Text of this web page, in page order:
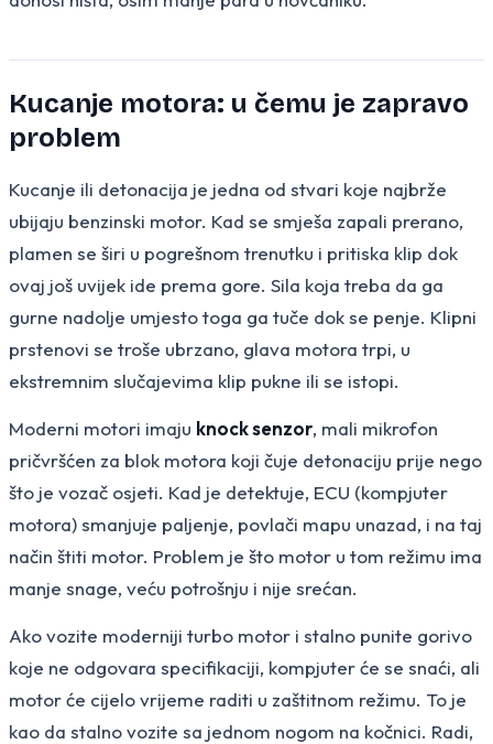
Kucanje motora: u čemu je zapravo
problem
Kucanje ili detonacija je jedna od stvari koje najbrže
ubijaju benzinski motor. Kad se smješa zapali prerano,
plamen se širi u pogrešnom trenutku i pritiska klip dok
ovaj još uvijek ide prema gore. Sila koja treba da ga
gurne nadolje umjesto toga ga tuče dok se penje. Klipni
prstenovi se troše ubrzano, glava motora trpi, u
ekstremnim slučajevima klip pukne ili se istopi.
Moderni motori imaju knock senzor, mali mikrofon
pričvršćen za blok motora koji čuje detonaciju prije nego
što je vozač osjeti. Kad je detektuje, ECU (kompjuter
motora) smanjuje paljenje, povlači mapu unazad, i na taj
način štiti motor. Problem je što motor u tom režimu ima
manje snage, veću potrošnju i nije srećan.
Ako vozite moderniji turbo motor i stalno punite gorivo
koje ne odgovara specifikaciji, kompjuter će se snaći, ali
motor će cijelo vrijeme raditi u zaštitnom režimu. To je
kao da stalno vozite sa jednom nogom na kočnici. Radi,